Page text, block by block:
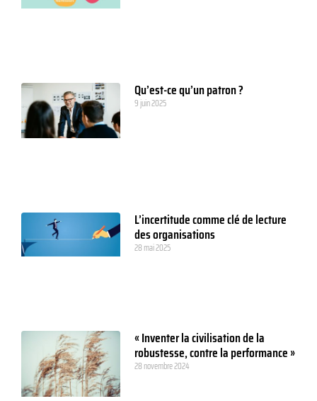
Qu’est-ce qu’un patron ?
9 juin 2025
L’incertitude comme clé de lecture
des organisations
28 mai 2025
« Inventer la civilisation de la
robustesse, contre la performance »
28 novembre 2024